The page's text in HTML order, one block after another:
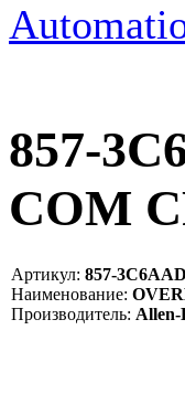
857-
COM
Артикул: 857-3C6AAD
Наименование:
Производитель: Allen-